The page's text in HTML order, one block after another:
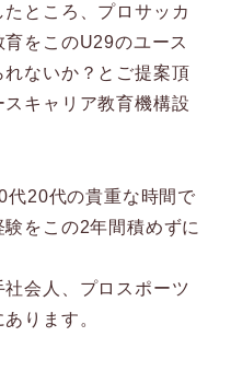
ところ、プロサッカ
をこのU29のユース
ないか？とご提案頂
キャリア教育機構設
代20代の貴重な時間で
をこの2年間積めずに
会人、プロスポーツ
ります。